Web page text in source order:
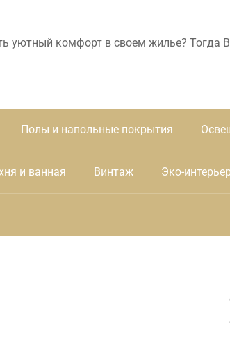
уютный комфорт в своем жилье? Тогда
Полы и напольные покрытия
и ванная Винтаж Эко-